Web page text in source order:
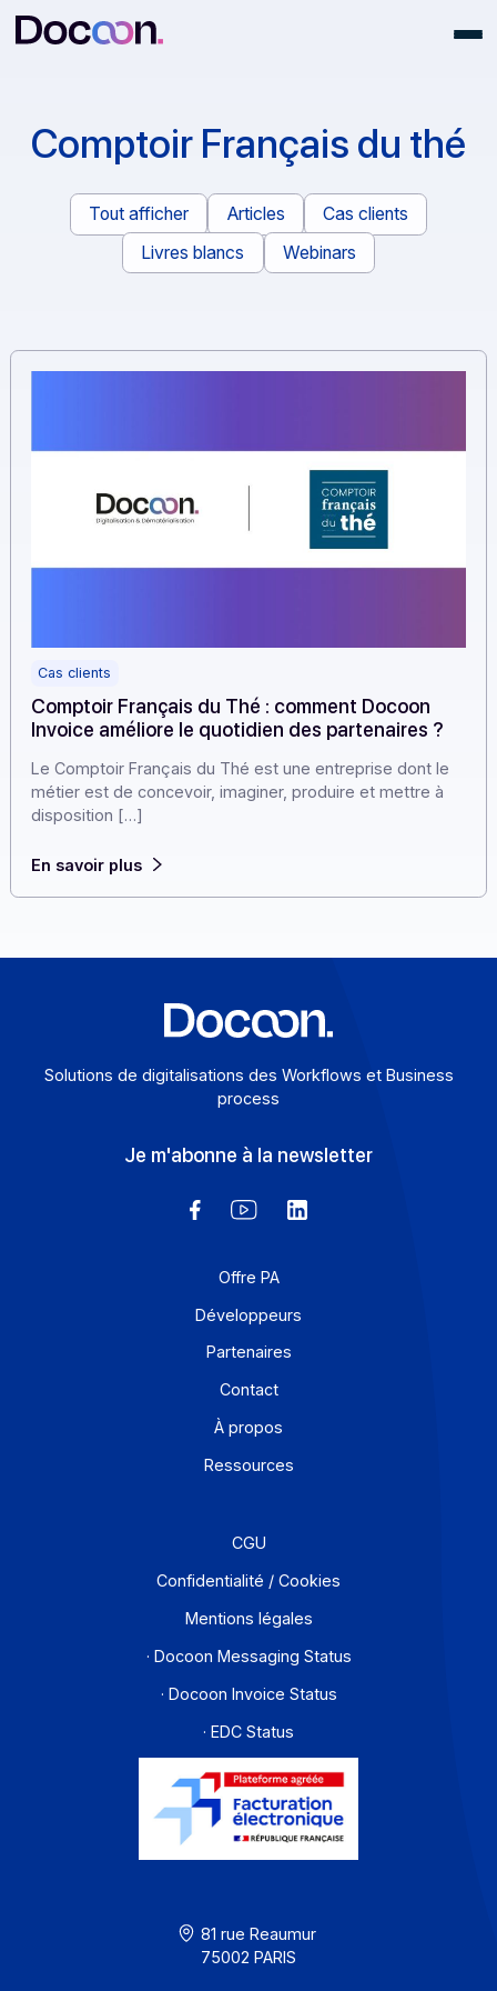
Comptoir Français du
Tout afficher Articles
Cas clients
Livres blancs
Webinars
Comptoir Français du Thé : comment Docoon
Invoice améliore le quotidien des partenaires ?
Le Comptoir Français du Thé est une entreprise dont
métier est de concevoir, imaginer, produire et mettre à
En savoir plus
process
Je m'abonne à la newsletter
Développeurs
Contact
À propos
Ressources
Confidentialité / Cookies
Mentions légales
· Docoon Messaging Status
· EDC Status